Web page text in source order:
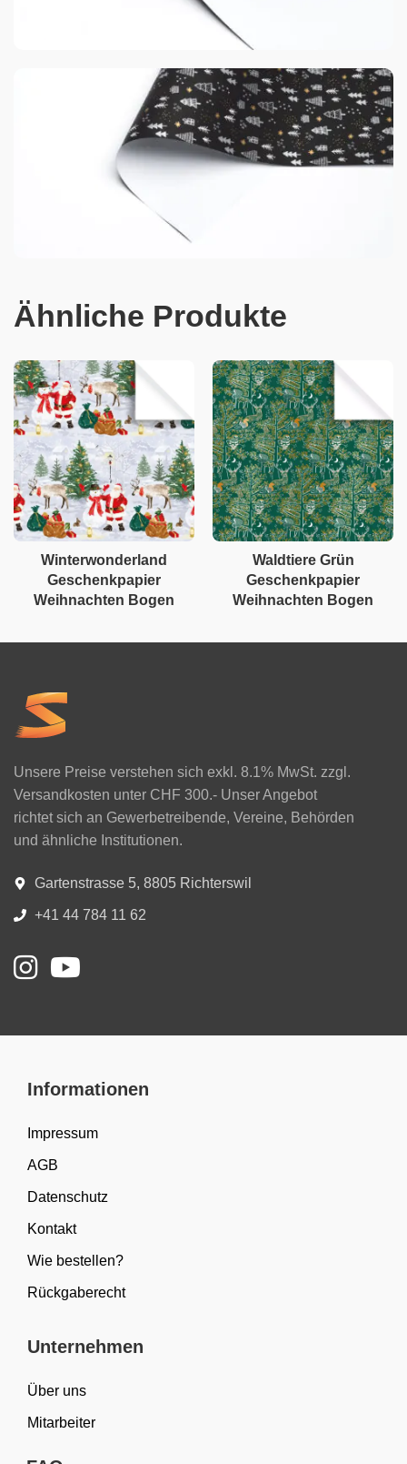
Ähnliche Produkte
Winterwonderland
Geschenkpapier
Weihnachten Bogen
Waldtiere Grün
Geschenkpapier
Weihnachten Bogen
Unsere Preise verstehen sich exkl. 8.1% MwSt. zzgl.
Versandkosten unter CHF 300.- Unser Angebot
richtet sich an Gewerbetreibende, Vereine, Behörden
und ähnliche Institutionen.
Gartenstrasse 5, 8805 Richterswil
+41 44 784 11 62
Informationen
Impressum
AGB
Datenschutz
Kontakt
Wie bestellen?
Rückgaberecht
Unternehmen
Über uns
Mitarbeiter